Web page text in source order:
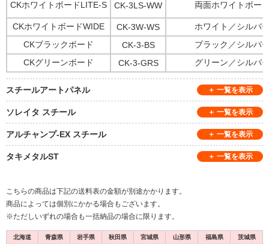
CKホワイトボードLITE-S CK-3LS-WW 両面ホワイトボー
CKホワイトボードWIDE CK-3W-WS
ホワイト／シルバ
CKブラックボード
CK-3-BS
ブラック／シルバ
CKグリーンボード
CK-3-GRS グリーン／シルバ
スチールアートパネル
ソレイタ スチール
アルチャンプ-EX スチール
タキメタルST
こちらの商品は下記の送料表の金額が別途かかります。
商品によっては個別にかかる場合もございます。
※ただしいずれの場合も一括納品の場合に限ります。
北海道 青森県 岩手県 秋田県 宮城県 山形県 福島県 茨城県